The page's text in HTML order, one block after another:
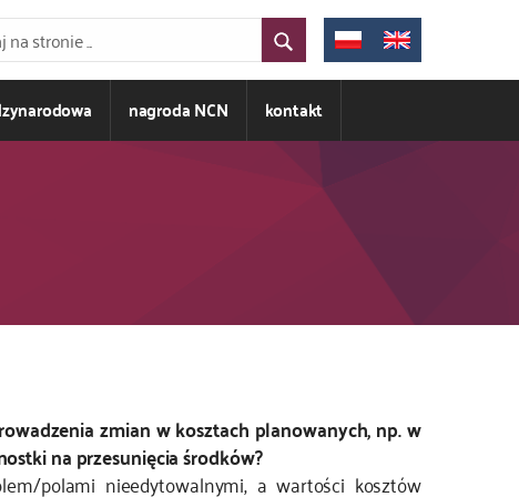
nagroda NCN kontakt
zmian w kosztach planowanych, np. w
na przesunięcia środków?
polami nieedytowalnymi, a wartości kosztów